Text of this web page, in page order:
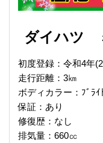
ダイハツ
初度登録：令和4年
走行距離：3㎞
ボディカラー：ﾌﾞﾗｲ
保証：あり
修復歴：なし
排気量：660㏄